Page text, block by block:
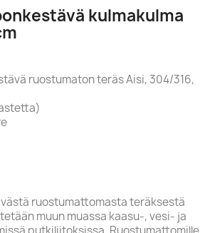
kulmakulma
ruostumaton teräs Aisi, 304/316,
ruostumattomasta teräksestä
muun muassa kaasu-, vesi- ja